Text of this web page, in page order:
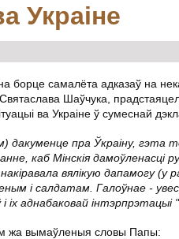
Украіне
борце самалёта адказаў на
Шаўчука,
ва Украіне ў сумеснай
пра Ўкраіну, гэта
каб Мінскія дамоўленасці
вялікую дапамогу
і салдатам. Галоўнае -
іх аднабаковай інтэрпрэтацыі ".
жа вымаўленыя словы Папы: